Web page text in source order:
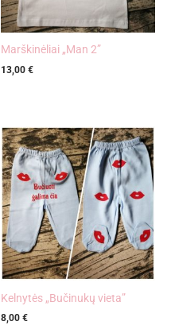
Marškinėliai „Man 2”
13,00 €
Kelnytės „Bučinukų vieta”
8,00 €